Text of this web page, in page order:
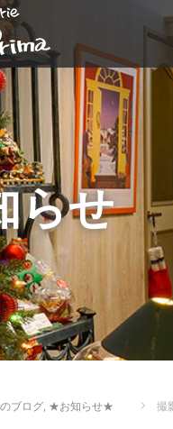
らせ
ブログ, ★お知らせ★ 撮